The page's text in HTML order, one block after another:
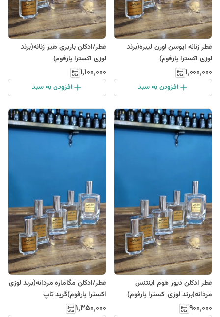
عطر زنانه ایوسن لورن لیبره(برند
لوزی اکسترا پارفوم)
۱٬۰۰۰٬۰۰۰
افزودن به سبد
عطر/ادکلن باربری هیر زنانه(برند
لوزی اکسترا پارفوم)
۱٬۱۰۰٬۰۰۰
افزودن به سبد
عطر ادکلن دیور هوم اینتنس
مردانه(برند لوزی اکسترا پارفوم)
۹۰۰٬۰۰۰
عطر/ادکلن مگاماره مردانه(برند لوزی
اکسترا پارفوم)گرید تاپ
۱٬۳۵۰٬۰۰۰